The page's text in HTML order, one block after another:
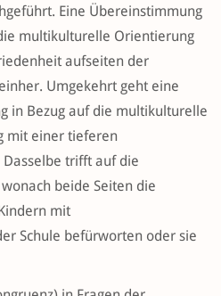
Eine Übereinstimmung
multikulturelle Orientierung
aufseiten der
Umgekehrt geht eine
in Bezug auf die multikulturelle
mit einer tieferen
trifft auf die
beide Seiten die
mit
Schule befürworten oder sie